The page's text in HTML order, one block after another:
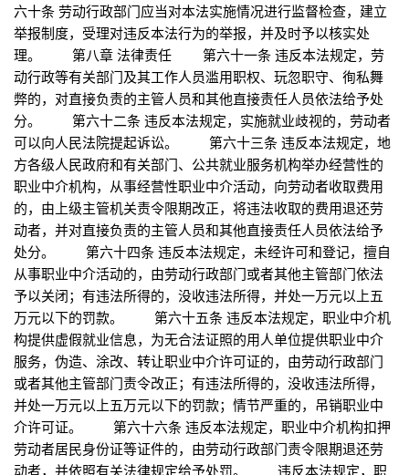
六十条 劳动行政部门应当对本法实施情况进行监督检查，建立
举报制度，受理对违反本法行为的举报，并及时予以核实处
理。 第八章 法律责任 第六十一条 违反本法规定，劳
动行政等有关部门及其工作人员滥用职权、玩忽职守、徇私舞
弊的，对直接负责的主管人员和其他直接责任人员依法给予处
分。 第六十二条 违反本法规定，实施就业歧视的，劳动者
可以向人民法院提起诉讼。 第六十三条 违反本法规定，地
方各级人民政府和有关部门、公共就业服务机构举办经营性的
职业中介机构，从事经营性职业中介活动，向劳动者收取费用
的，由上级主管机关责令限期改正，将违法收取的费用退还劳
动者，并对直接负责的主管人员和其他直接责任人员依法给予
处分。 第六十四条 违反本法规定，未经许可和登记，擅自
从事职业中介活动的，由劳动行政部门或者其他主管部门依法
予以关闭；有违法所得的，没收违法所得，并处一万元以上五
万元以下的罚款。 第六十五条 违反本法规定，职业中介机
构提供虚假就业信息，为无合法证照的用人单位提供职业中介
服务，伪造、涂改、转让职业中介许可证的，由劳动行政部门
或者其他主管部门责令改正；有违法所得的，没收违法所得，
并处一万元以上五万元以下的罚款；情节严重的，吊销职业中
介许可证。 第六十六条 违反本法规定，职业中介机构扣押
劳动者居民身份证等证件的，由劳动行政部门责令限期退还劳
动者，并依照有关法律规定给予处罚。 违反本法规定，职